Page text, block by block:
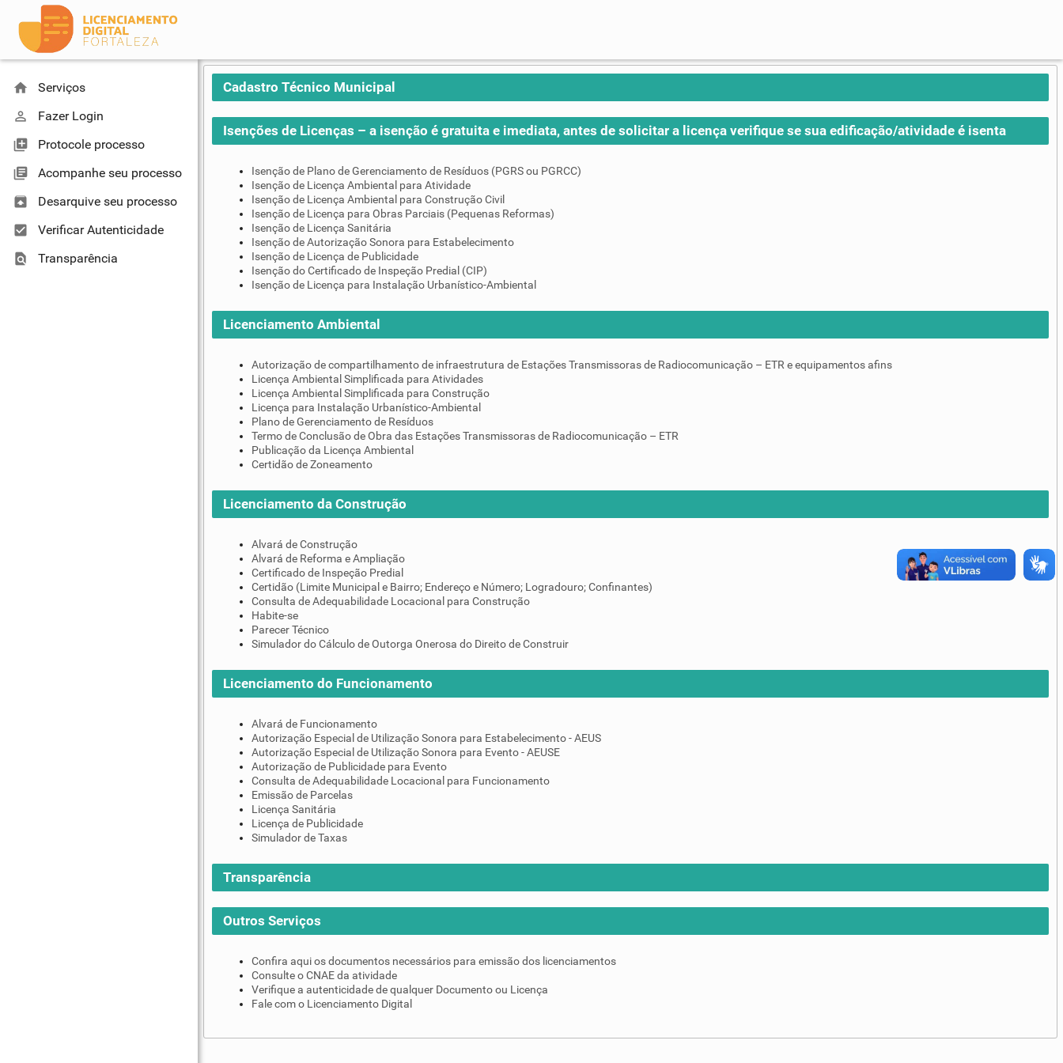
home Serviços
perm_identity Fazer Login
library_add Protocole processo
library_books Acompanhe seu processo
unarchive Desarquive seu processo
check_box Verificar Autenticidade
find_in_page Transparência
Cadastro Técnico Municipal
Isenções de Licenças – a isenção é gratuita e imediata, antes de solicitar a licença verifique se sua edificação/atividade é isenta
Isenção de Plano de Gerenciamento de Resíduos (PGRS ou PGRCC)
Isenção de Licença Ambiental para Atividade
Isenção de Licença Ambiental para Construção Civil
Isenção de Licença para Obras Parciais (Pequenas Reformas)
Isenção de Licença Sanitária
Isenção de Autorização Sonora para Estabelecimento
Isenção de Licença de Publicidade
Isenção do Certificado de Inspeção Predial (CIP)
Isenção de Licença para Instalação Urbanístico-Ambiental
Licenciamento Ambiental
Autorização de compartilhamento de infraestrutura de Estações Transmissoras de Radiocomunicação – ETR e equipamentos afins
Licença Ambiental Simplificada para Atividades
Licença Ambiental Simplificada para Construção
Licença para Instalação Urbanístico-Ambiental
Plano de Gerenciamento de Resíduos
Termo de Conclusão de Obra das Estações Transmissoras de Radiocomunicação – ETR
Publicação da Licença Ambiental
Certidão de Zoneamento
Licenciamento da Construção
Alvará de Construção
Alvará de Reforma e Ampliação
Certificado de Inspeção Predial
Certidão (Limite Municipal e Bairro; Endereço e Número; Logradouro; Confinantes)
Consulta de Adequabilidade Locacional para Construção
Habite-se
Parecer Técnico
Simulador do Cálculo de Outorga Onerosa do Direito de Construir
Licenciamento do Funcionamento
Alvará de Funcionamento
Autorização Especial de Utilização Sonora para Estabelecimento - AEUS
Autorização Especial de Utilização Sonora para Evento - AEUSE
Autorização de Publicidade para Evento
Consulta de Adequabilidade Locacional para Funcionamento
Emissão de Parcelas
Licença Sanitária
Licença de Publicidade
Simulador de Taxas
Transparência
Outros Serviços
Confira aqui os documentos necessários para emissão dos licenciamentos
Consulte o CNAE da atividade
Verifique a autenticidade de qualquer Documento ou Licença
Fale com o Licenciamento Digital